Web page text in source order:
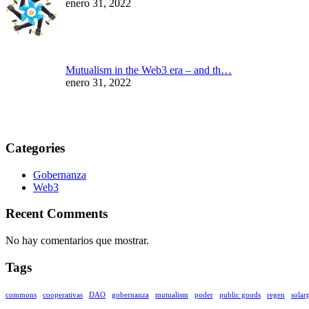
enero 31, 2022
Mutualism in the Web3 era – and th…
enero 31, 2022
Categories
Gobernanza
Web3
Recent Comments
No hay comentarios que mostrar.
Tags
commons cooperativas DAO gobernanza mutualism poder public goods regen